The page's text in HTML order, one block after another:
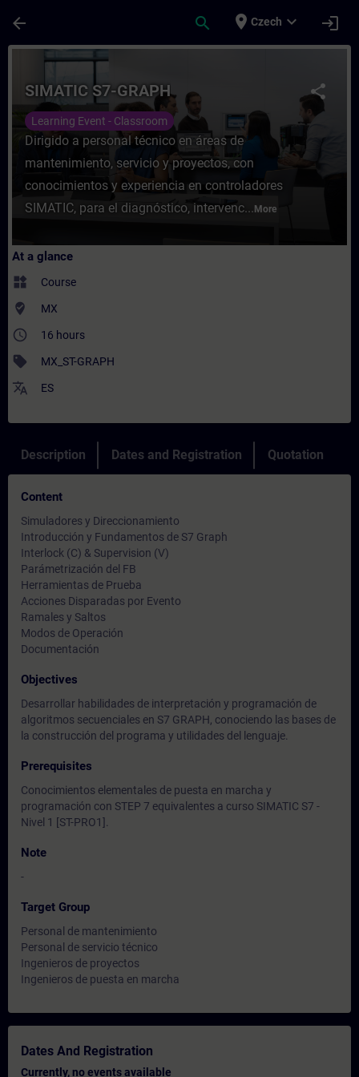
arrow_back search place Czech expand_more login
Course - SIMATIC S7-GRAPH - Training
share
SIMATIC S7-GRAPH
Learning Event - Classroom
Dirigido a personal técnico en áreas de
mantenimiento, servicio y proyectos, con
conocimientos y experiencia en controladores
SIMATIC, para el diagnóstico, intervenc... More
At a glance
widgets Course
where_to_vote MX
access_time 16 hours
sell MX_ST-GRAPH
translate ES
Description Dates and Registration Quotation
Content
Simuladores y Direccionamiento
Introducción y Fundamentos de S7 Graph
Interlock (C) & Supervision (V)
Parámetrización del FB
Herramientas de Prueba
Acciones Disparadas por Evento
Ramales y Saltos
Modos de Operación
Documentación
Objectives
Desarrollar habilidades de interpretación y programación de
algoritmos secuenciales en S7 GRAPH, conociendo las bases de
la construcción del programa y utilidades del lenguaje.
Prerequisites
Conocimientos elementales de puesta en marcha y
programación con STEP 7 equivalentes a curso SIMATIC S7 -
Nivel 1 [ST-PRO1].
Note
-
Target Group
Personal de mantenimiento
Personal de servicio técnico
Ingenieros de proyectos
Ingenieros de puesta en marcha
Dates And Registration
Currently, no events available